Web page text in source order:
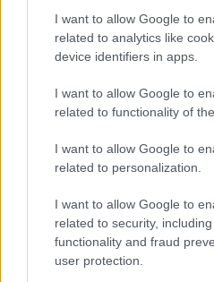
I want to allow Google to
related to analytics like
device identifiers in apps.
I want to allow Google to
related to functionality of
I want to allow Google to
related to personalization.
I want to allow Google to
related to security,
functionality and fraud
user protection.
Ηλεκτρονικά
Αθλητικά
παιδικές
Λούτρινα
Μουσικά παιχνίδια
Σοκολατένια αυγά
(προαιρετικά)
Διαβάστε ακόμη